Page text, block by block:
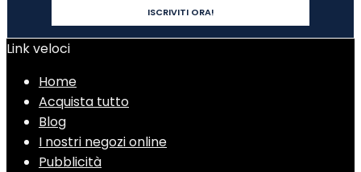
Link veloci
Home
Acquista tutto
Blog
I nostri negozi online
Pubblicità